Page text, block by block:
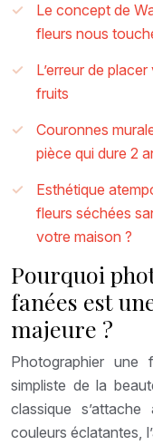
Le concept de
fleurs nous
L’erreur de
fruits
Couronnes
pièce qui dure 2
Esthétique
fleurs séchées
votre maison ?
Pourquoi
fanées est
majeure ?
Photographier une
simpliste de la
classique
couleurs éclatantes,